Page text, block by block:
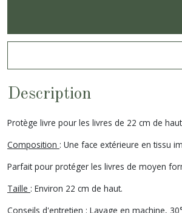
Description
Protège livre pour les livres de 22 cm de
Composition : Une face extérieure en tissu
Parfait pour protéger les livres de moyen
Taille : Environ 22 cm de haut.
Conseils d'entretien : Lavage en machine,